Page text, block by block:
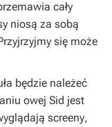
cały
niosą za sobą
się może
będzie należeć
owej Sid jest
screeny,